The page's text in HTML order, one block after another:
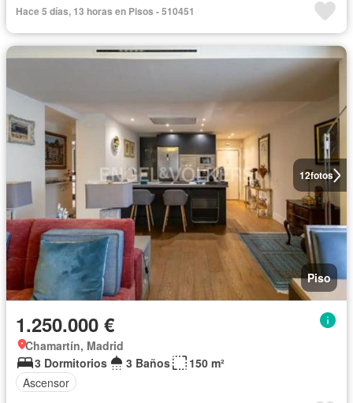
Hace 5 días, 13 horas en Pisos - 510451
12fotos
Piso
1.250.000 €
Chamartín, Madrid
3 Dormitorios
3 Baños
150 m²
Ascensor